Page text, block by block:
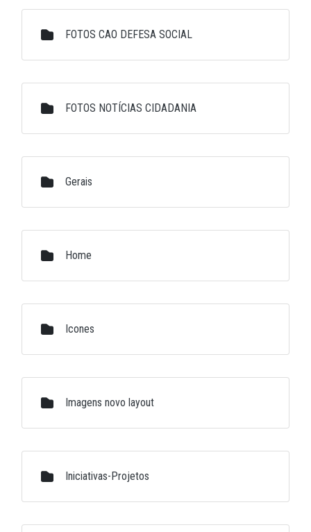
FOTOS CAO DEFESA SOCIAL
FOTOS NOTÍCIAS CIDADANIA
Gerais
Home
Icones
Imagens novo layout
Iniciativas-Projetos